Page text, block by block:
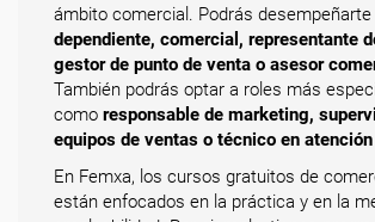
ámbito comercial. Podrás
dependiente, comercial, representante
gestor de punto de venta o asesor
También podrás optar a roles más
como responsable de marketing,
equipos de ventas o técnico en
En Femxa, los cursos gratuitos de
están enfocados en la práctica y en la